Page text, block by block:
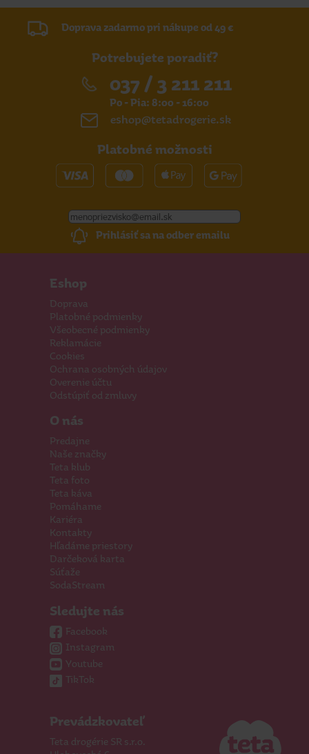
Doprava zadarmo pri nákupe od 49 €
Potrebujete poradiť?
037 / 3 211 211
Po - Pia: 8:00 - 16:00
eshop@tetadrogerie.sk
Platobné možnosti
Prihlásiť sa na odber emailu
Eshop
Doprava
Platobné podmienky
Všeobecné podmienky
Reklamácie
Cookies
Ochrana osobných údajov
Overenie účtu
Odstúpiť od zmluvy
O nás
Predajne
Naše značky
Teta klub
Teta foto
Teta káva
Pomáhame
Kariéra
Kontakty
Hľadáme priestory
Darčeková karta
Súťaže
SodaStream
Sledujte nás
Facebook
Instagram
Youtube
TikTok
Prevádzkovateľ
Teta drogérie SR s.r.o.